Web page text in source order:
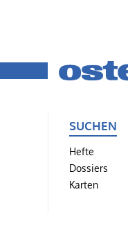
SUCHEN
Hefte
Dossiers
Karten